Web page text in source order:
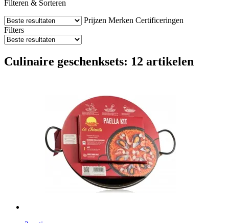
Filteren & Sorteren
Prijzen Merken Certificeringen
Filters
Culinaire geschenksets: 12 artikelen